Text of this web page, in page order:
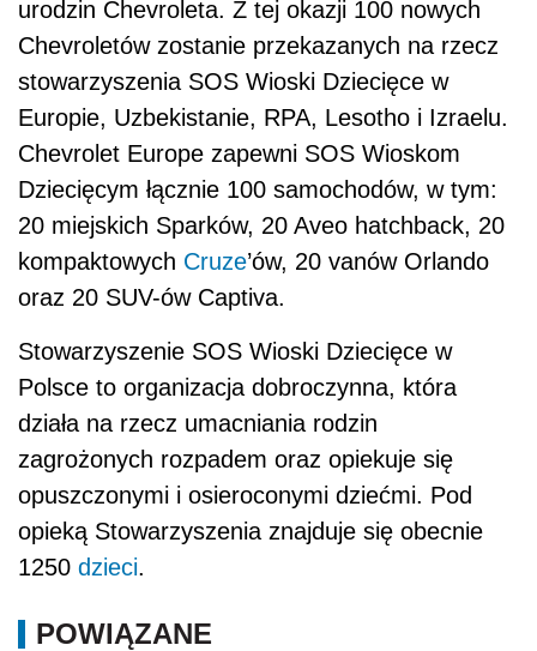
urodzin Chevroleta. Z tej okazji 100 nowych
Chevroletów zostanie przekazanych na rzecz
stowarzyszenia SOS Wioski Dziecięce w
Europie, Uzbekistanie, RPA, Lesotho i Izraelu.
Chevrolet Europe zapewni SOS Wioskom
Dziecięcym łącznie 100 samochodów, w tym:
20 miejskich Sparków, 20 Aveo hatchback, 20
kompaktowych Cruze’ów, 20 vanów Orlando
oraz 20 SUV-ów Captiva.
Stowarzyszenie SOS Wioski Dziecięce w
Polsce to organizacja dobroczynna, która
działa na rzecz umacniania rodzin
zagrożonych rozpadem oraz opiekuje się
opuszczonymi i osieroconymi dziećmi. Pod
opieką Stowarzyszenia znajduje się obecnie
1250 dzieci.
POWIĄZANE